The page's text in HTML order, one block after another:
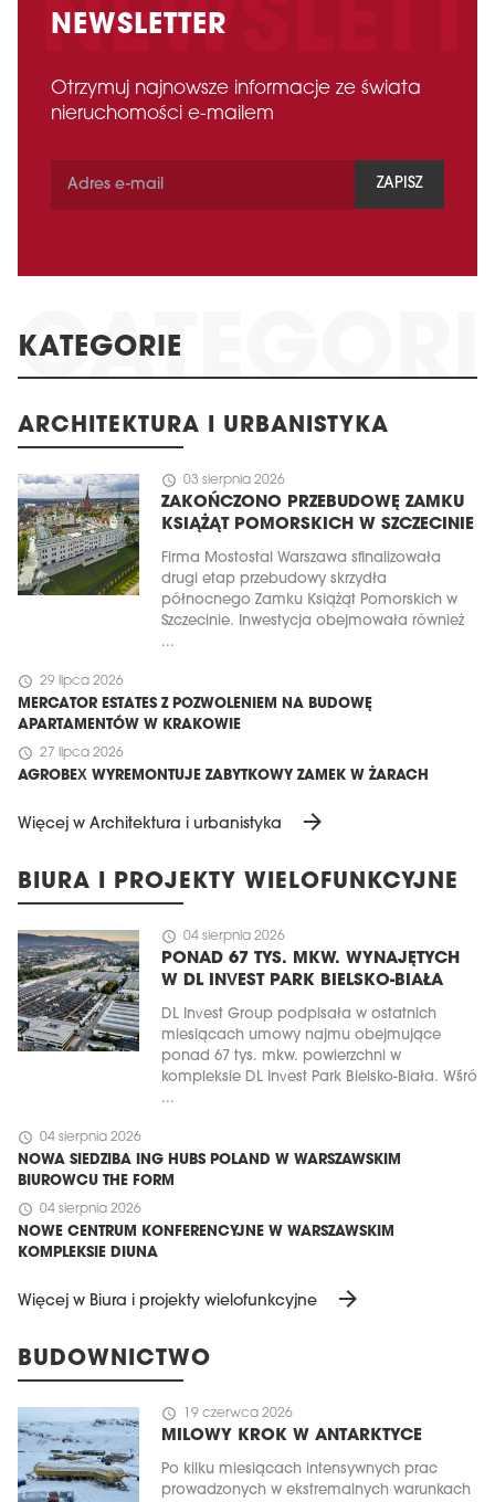
NEWSLETTER
Otrzymuj najnowsze informacje ze świata
nieruchomości e-mailem
ZAPISZ
KATEGORIE
ARCHITEKTURA I URBANISTYKA
schedule 03 sierpnia 2026
ZAKOŃCZONO PRZEBUDOWĘ ZAMKU
KSIĄŻĄT POMORSKICH W SZCZECINIE
Firma Mostostal Warszawa sfinalizowała
drugi etap przebudowy skrzydła
północnego Zamku Książąt Pomorskich w
Szczecinie. Inwestycja obejmowała również
...
schedule 29 lipca 2026
MERCATOR ESTATES Z POZWOLENIEM NA BUDOWĘ
APARTAMENTÓW W KRAKOWIE
schedule 27 lipca 2026
AGROBEX WYREMONTUJE ZABYTKOWY ZAMEK W ŻARACH
Więcej w Architektura i urbanistyka arrow_forward
BIURA I PROJEKTY WIELOFUNKCYJNE
schedule 04 sierpnia 2026
PONAD 67 TYS. MKW. WYNAJĘTYCH
W DL INVEST PARK BIELSKO-BIAŁA
DL Invest Group podpisała w ostatnich
miesiącach umowy najmu obejmujące
ponad 67 tys. mkw. powierzchni w
kompleksie DL Invest Park Bielsko-Biała. Wśró
...
schedule 04 sierpnia 2026
NOWA SIEDZIBA ING HUBS POLAND W WARSZAWSKIM
BIUROWCU THE FORM
schedule 04 sierpnia 2026
NOWE CENTRUM KONFERENCYJNE W WARSZAWSKIM
KOMPLEKSIE DIUNA
Więcej w Biura i projekty wielofunkcyjne arrow_forward
BUDOWNICTWO
schedule 19 czerwca 2026
MILOWY KROK W ANTARKTYCE
Po kilku miesiącach intensywnych prac
prowadzonych w ekstremalnych warunkach